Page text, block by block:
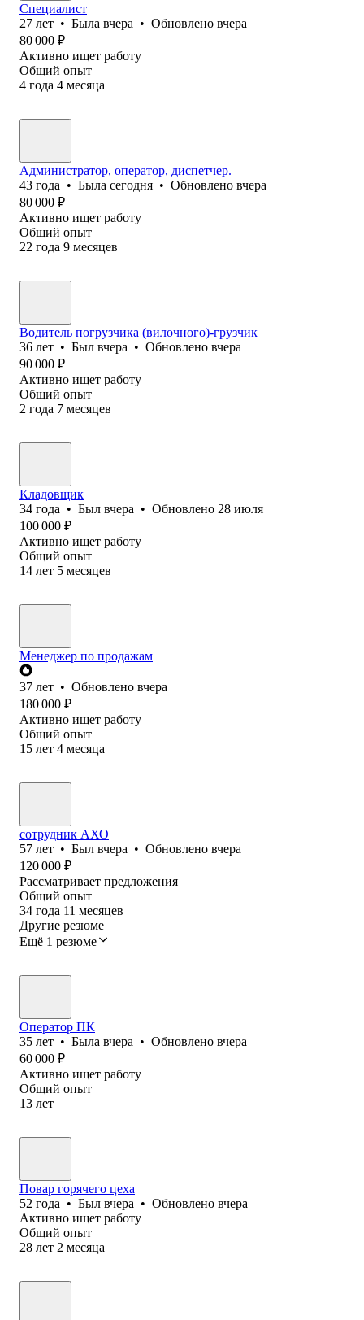
Специалист
27 лет • Была вчера • Обновлено вчера
80 000 ₽
Активно ищет работу
Общий опыт
4 года 4 месяца
Администратор, оператор, диспетчер.
43 года • Была сегодня • Обновлено вчера
80 000 ₽
Активно ищет работу
Общий опыт
22 года 9 месяцев
Водитель погрузчика (вилочного)-грузчик
36 лет • Был вчера • Обновлено вчера
90 000 ₽
Активно ищет работу
Общий опыт
2 года 7 месяцев
Кладовщик
34 года • Был вчера • Обновлено 28 июля
100 000 ₽
Активно ищет работу
Общий опыт
14 лет 5 месяцев
Менеджер по продажам
37 лет • Обновлено вчера
180 000 ₽
Активно ищет работу
Общий опыт
15 лет 4 месяца
сотрудник АХО
57 лет • Был вчера • Обновлено вчера
120 000 ₽
Рассматривает предложения
Общий опыт
34 года 11 месяцев
Другие резюме
Ещё 1 резюме
Оператор ПК
35 лет • Была вчера • Обновлено вчера
60 000 ₽
Активно ищет работу
Общий опыт
13 лет
Повар горячего цеха
52 года • Был вчера • Обновлено вчера
Активно ищет работу
Общий опыт
28 лет 2 месяца